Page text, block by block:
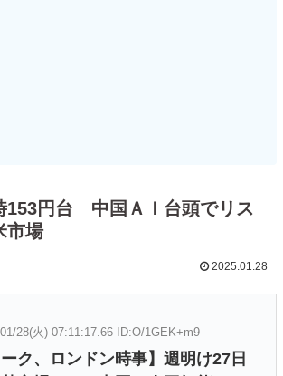
153円台 中国ＡＩ台頭でリス
市場
2025.01.28
28(火) 07:11:17.66 ID:O/1GEK+m9
ク、ロンドン時事】週明け27日